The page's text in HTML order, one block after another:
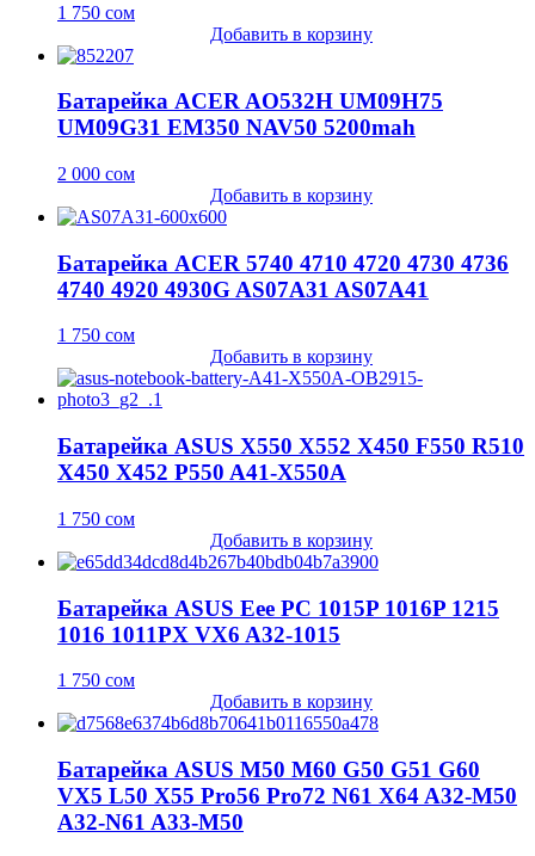
1 750 сом
Добавить в корзину
Батарейка ACER AO532H UM09H75
UM09G31 EM350 NAV50 5200mah
2 000 сом
Добавить в корзину
Батарейка ACER 5740 4710 4720 4730 4736
4740 4920 4930G AS07A31 AS07A41
1 750 сом
Добавить в корзину
Батарейка ASUS X550 X552 X450 F550 R510
X450 X452 P550 A41-X550A
1 750 сом
Добавить в корзину
Батарейка ASUS Eee PC 1015P 1016P 1215
1016 1011PX VX6 A32-1015
1 750 сом
Добавить в корзину
Батарейка ASUS M50 M60 G50 G51 G60
VX5 L50 X55 Pro56 Pro72 N61 X64 A32-M50
A32-N61 A33-M50